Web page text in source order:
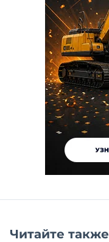
Читайте также